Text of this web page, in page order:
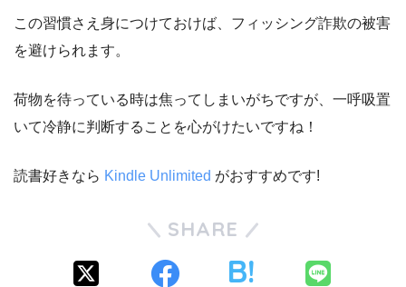
この習慣さえ身につけておけば、フィッシング詐欺の被害
を避けられます。
荷物を待っている時は焦ってしまいがちですが、一呼吸置
いて冷静に判断することを心がけたいですね！
読書好きなら Kindle Unlimited がおすすめです!
SHARE